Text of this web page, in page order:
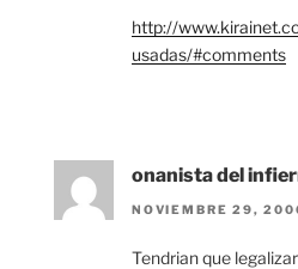
http://
usadas/#comments
onanista del
NOVIEMBRE 29,
Tendrian que